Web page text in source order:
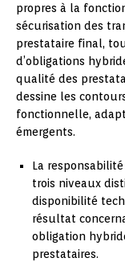
propres à la
sécurisation des
prestataire final,
d’obligations
qualité des
dessine les
fonctionnelle,
émergents.
La
trois niveaux
disponibilité
résultat
obligation
prestataires.